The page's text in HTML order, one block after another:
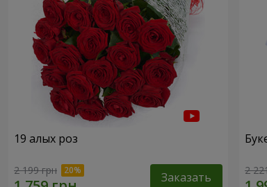
19 алых роз
2 199 грн Заказать 2